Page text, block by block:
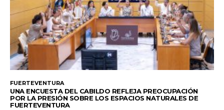
FUERTEVENTURA
UNA ENCUESTA DEL CABILDO REFLEJA PREOCUPACIÓN
POR LA PRESIÓN SOBRE LOS ESPACIOS NATURALES DE
FUERTEVENTURA